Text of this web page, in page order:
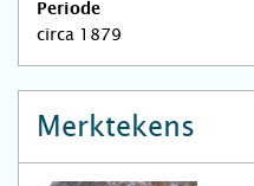
Periode
circa 1879
Merktekens